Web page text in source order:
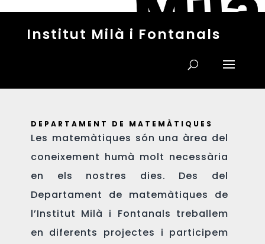
Institut Milà i Fontanals
DEPARTAMENT DE MATEMÀTIQUES
Les matemàtiques són una àrea del
coneixement humà molt necessària
en els nostres dies. Des del
Departament de matemàtiques de
l’Institut Milà i Fontanals treballem
en diferents projectes i participem